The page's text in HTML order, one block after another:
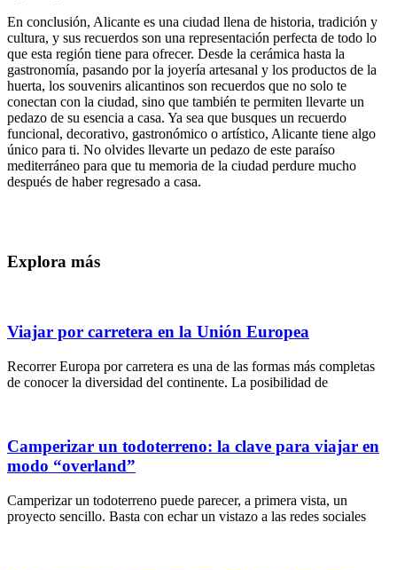
En conclusión, Alicante es una ciudad llena de historia, tradición y
cultura, y sus recuerdos son una representación perfecta de todo lo
que esta región tiene para ofrecer. Desde la cerámica hasta la
gastronomía, pasando por la joyería artesanal y los productos de la
huerta, los souvenirs alicantinos son recuerdos que no solo te
conectan con la ciudad, sino que también te permiten llevarte un
pedazo de su esencia a casa. Ya sea que busques un recuerdo
funcional, decorativo, gastronómico o artístico, Alicante tiene algo
único para ti. No olvides llevarte un pedazo de este paraíso
mediterráneo para que tu memoria de la ciudad perdure mucho
después de haber regresado a casa.
Explora más
Viajar por carretera en la Unión Europea
Recorrer Europa por carretera es una de las formas más completas
de conocer la diversidad del continente. La posibilidad de
Camperizar un todoterreno: la clave para viajar en
modo “overland”
Camperizar un todoterreno puede parecer, a primera vista, un
proyecto sencillo. Basta con echar un vistazo a las redes sociales